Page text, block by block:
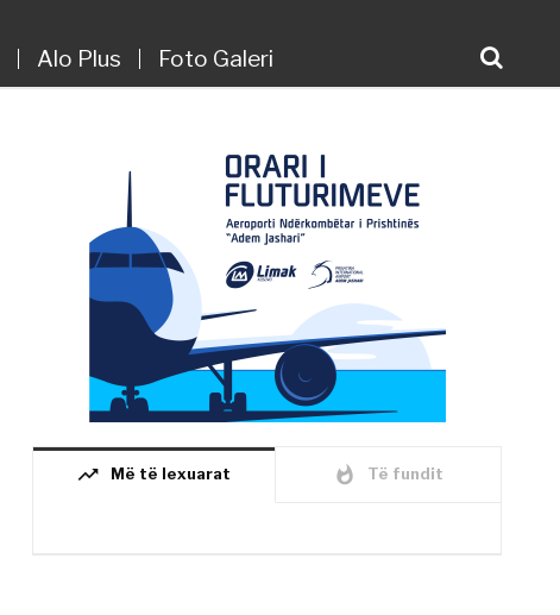
Alo Plus Foto Galeri
trending_up Më të lexuarat whatshot Të fundit